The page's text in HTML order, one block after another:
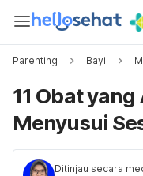
Parenting Bayi
11 Obat
Menyusui
Ditinjau secara